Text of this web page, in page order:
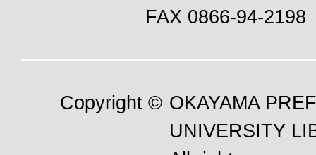
FAX 0866-94-2198
Copyright © OKAYAMA
UNIVERSITY